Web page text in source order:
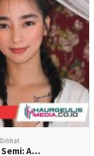
Dilihat
Semi: A…